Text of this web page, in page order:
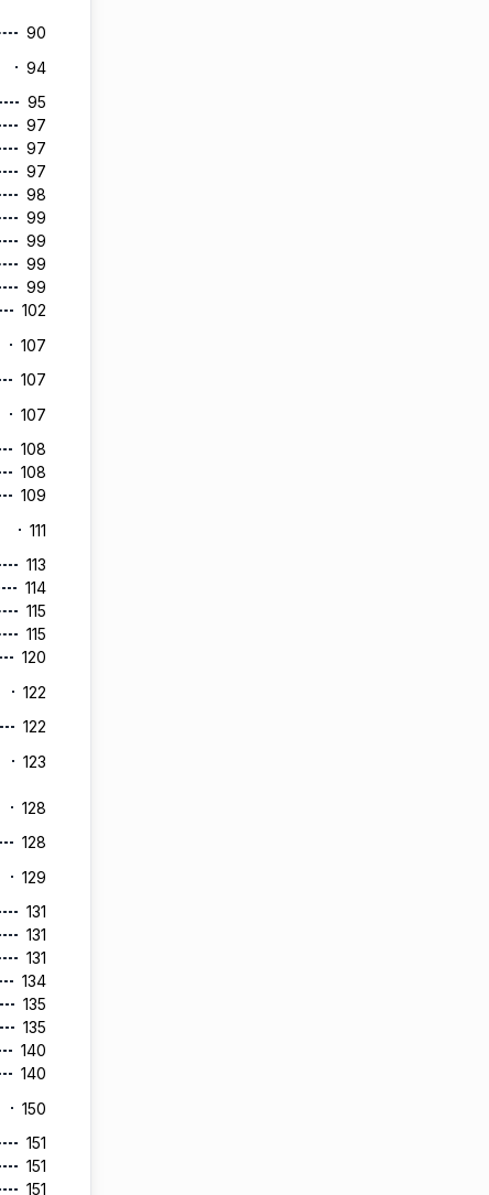
90
94
95
97
97
97
98
99
99
99
99
102
107
107
107
108
108
109
111
113
114
115
115
120
122
122
123
128
128
129
131
131
131
134
135
135
140
140
150
151
151
151